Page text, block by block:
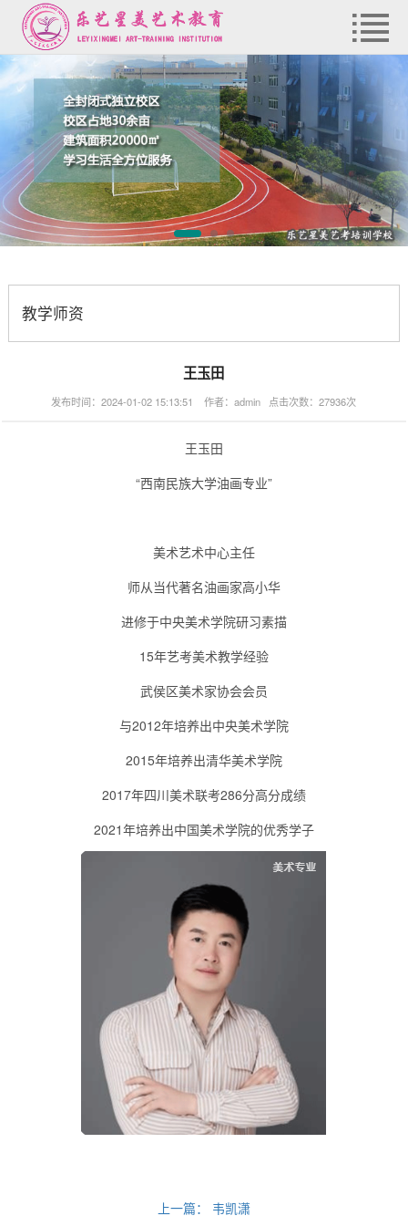
教学师资
王玉田
发布时间：2024-01-02 15:13:51 作者：admin 点击次数：27936次
王玉田
“西南民族大学油画专业”
美术艺术中心主任
师从当代著名油画家高小华
进修于中央美术学院研习素描
15年艺考美术教学经验
武侯区美术家协会会员
与2012年培养出中央美术学院
2015年培养出清华美术学院
2017年四川美术联考286分高分成绩
2021年培养出中国美术学院的优秀学子
上一篇： 韦凯潇